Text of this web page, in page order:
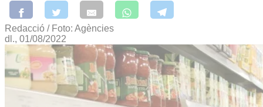
Redacció / Foto: Agències
dl., 01/08/2022